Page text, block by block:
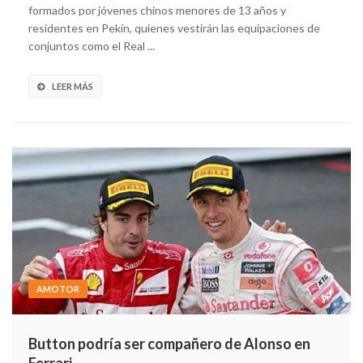
formados por jóvenes chinos menores de 13 años y
residentes en Pekín, quienes vestirán las equipaciones de
conjuntos como el Real ...
LEER MÁS
AMOTOR
Button podría ser compañero de Alonso en